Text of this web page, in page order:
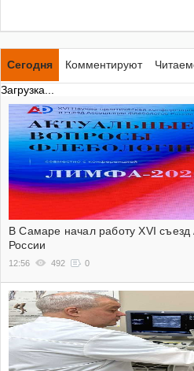
Сегодня Комментируют
Загрузка...
В Самаре начал работу XVI
России
12:56 492 0